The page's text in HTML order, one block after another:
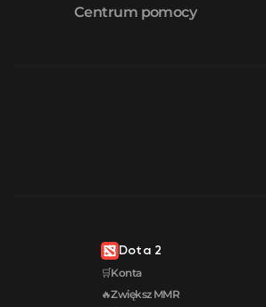
Centrum pomocy
Dota 2
🛒Konta
🔥Zwiększ MMR